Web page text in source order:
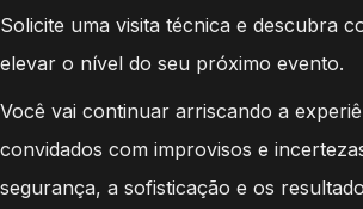
Solicite uma visita técnica e descubra
elevar o nível do seu próximo evento.
Você vai continuar arriscando a
convidados com improvisos e
segurança, a sofisticação e os